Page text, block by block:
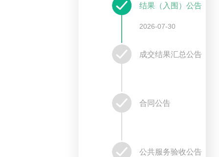
结果（入围）公告
2026-07-30
成交结果汇总公告
合同公告
公共服务验收公告